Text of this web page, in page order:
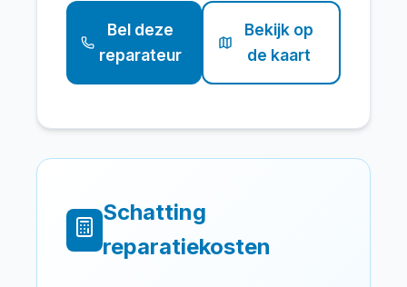
Bel deze
reparateur
Bekijk op
de kaart
Schatting
reparatiekosten